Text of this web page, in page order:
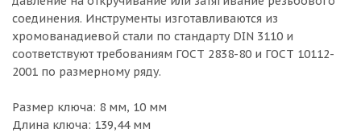
соединения. Инструменты изготавливаются из
хромованадиевой стали по стандарту DIN 3110 и
соответствуют требованиям ГОСТ 2838-80 и ГОСТ 10112-
2001 по размерному ряду.
Размер ключа: 8 мм, 10 мм
Длина ключа: 139,44 мм